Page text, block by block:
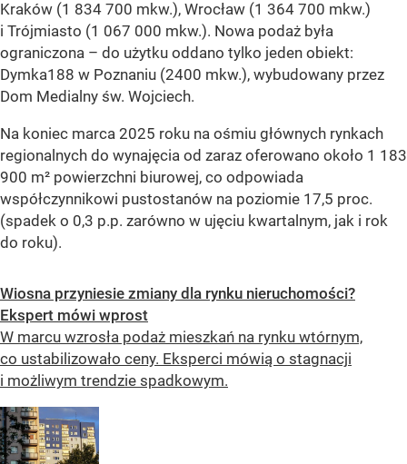
Kraków (1 834 700 mkw.), Wrocław (1 364 700 mkw.)
i Trójmiasto (1 067 000 mkw.). Nowa podaż była
ograniczona – do użytku oddano tylko jeden obiekt:
Dymka188 w Poznaniu (2400 mkw.), wybudowany przez
Dom Medialny św. Wojciech.
Na koniec marca 2025 roku na ośmiu głównych rynkach
regionalnych do wynajęcia od zaraz oferowano około 1 183
900 m² powierzchni biurowej, co odpowiada
współczynnikowi pustostanów na poziomie 17,5 proc.
(spadek o 0,3 p.p. zarówno w ujęciu kwartalnym, jak i rok
do roku).
Wiosna przyniesie zmiany dla rynku nieruchomości?
Ekspert mówi wprost
W marcu wzrosła podaż mieszkań na rynku wtórnym,
co ustabilizowało ceny. Eksperci mówią o stagnacji
i możliwym trendzie spadkowym.